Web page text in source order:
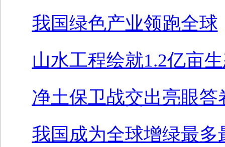
我国绿色产业领跑全球
山水工程绘就1.2亿亩
净土保卫战交出亮眼答
我国成为全球增绿最多